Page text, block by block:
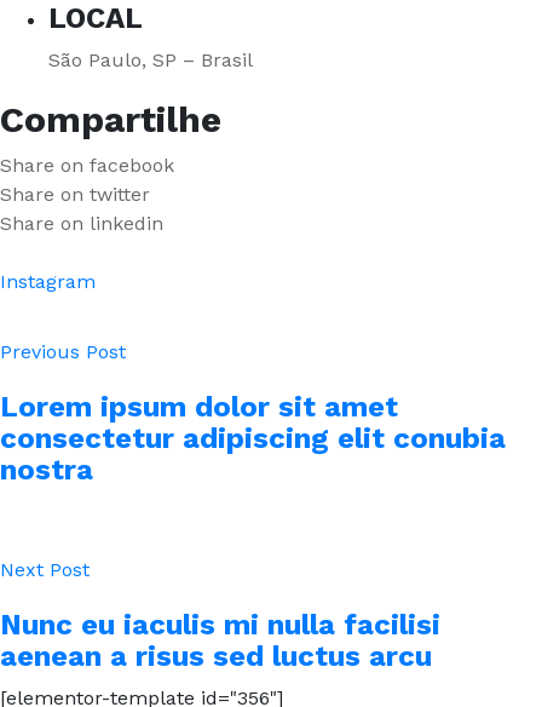
LOCAL
São Paulo, SP – Brasil
Compartilhe
Share on facebook
Share on twitter
Share on linkedin
Instagram
Previous Post
Lorem ipsum dolor sit amet
consectetur adipiscing elit conubia
nostra
Next Post
Nunc eu iaculis mi nulla facilisi
aenean a risus sed luctus arcu
[elementor-template id="356"]